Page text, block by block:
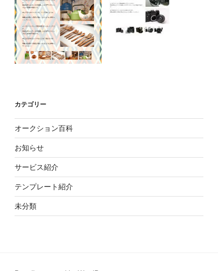
カテゴリー
オークション百科
お知らせ
サービス紹介
テンプレート紹介
未分類